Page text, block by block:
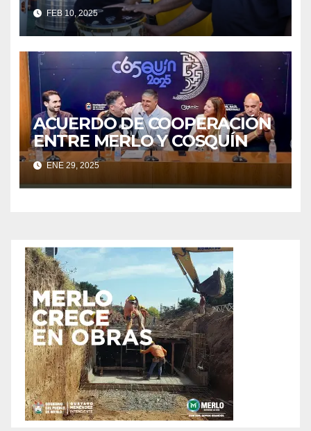
FEB 10, 2025
ACUERDO DE COOPERACIÓN
ENTRE MERLO Y COSQUÍN
ENE 29, 2025